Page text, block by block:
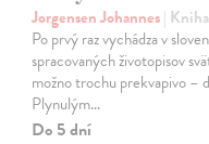
Jorgensen Johannes| Kniha
Po prvý raz vychádza v
spracovaných životopisov
možno trochu prekvapivo –
Plynulým…
Do 5 dní